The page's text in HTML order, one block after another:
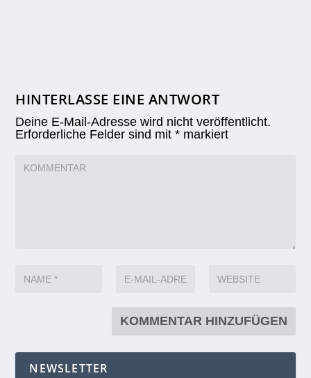
HINTERLASSE EINE ANTWORT
Deine E-Mail-Adresse wird nicht veröffentlicht.
Erforderliche Felder sind mit* markiert
NEWSLETTER